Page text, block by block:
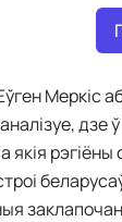
Меркіс
дзе ў
рэгіёны